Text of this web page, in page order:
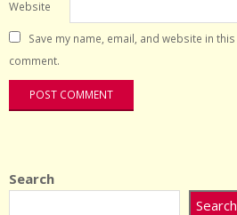
Website
Save my name, email, and website in
comment.
Search
Search